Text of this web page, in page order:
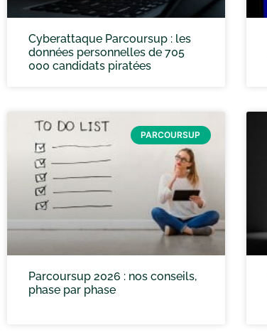
Cyberattaque Parcoursup : les
données personnelles de 705
000 candidats piratées
PARCOURSUP
Parcoursup 2026 : nos conseils,
phase par phase